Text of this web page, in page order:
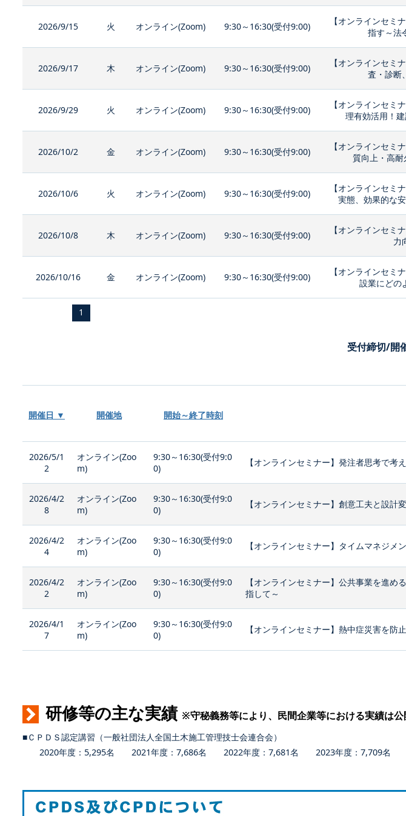
2026/9/15 火 オンライン(Zoom) 9:30～16:30(受付9:00)
【オンラインセミ
指す～法
2026/9/17 木 オンライン(Zoom) 9:30～16:30(受付9:00)
【オンラインセミ
査・診断
2026/9/29 火 オンライン(Zoom) 9:30～16:30(受付9:00)
【オンラインセミ
理有効活用！
2026/10/2 金 オンライン(Zoom) 9:30～16:30(受付9:00)
【オンラインセミ
質向上・高
2026/10/6 火 オンライン(Zoom) 9:30～16:30(受付9:00)
【オンラインセミ
実態、効果的な
2026/10/8 木 オンライン(Zoom) 9:30～16:30(受付9:00)
【オンラインセミ
力
2026/10/16 金 オンライン(Zoom) 9:30～16:30(受付9:00)
【オンラインセミ
設業にどの
1
受付締切/開
開催日 ▼ 開催地 開始～終了時刻
2026/5/1
2
オンライン(Zoo
m)
9:30～16:30(受付9:0
0)
【オンラインセミナー】発注者思考で
2026/4/2
8
オンライン(Zoo
m)
9:30～16:30(受付9:0
0)
【オンラインセミナー】創意工夫と設計
2026/4/2
4
オンライン(Zoo
m)
9:30～16:30(受付9:0
0)
【オンラインセミナー】タイムマネジ
2026/4/2
2
オンライン(Zoo
m)
9:30～16:30(受付9:0
0)
【オンラインセミナー】公共事業を進
指して～
2026/4/1
7
オンライン(Zoo
m)
9:30～16:30(受付9:0
0)
【オンラインセミナー】熱中症災害を防
研修等の主な実績 ※守秘義務等により、民間企業等における実績は公
■ＣＰＤＳ認定講習（一般社団法人全国土木施工管理技士会連合会）
2020年度：5,295名 2021年度：7,686名 2022年度：7,681名 2023年度：7,709名